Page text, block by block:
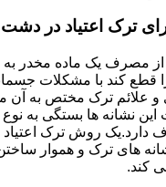
ترک اعتیاد در دشت
مصرف یک ماده مخدر
قطع کند با مشکلات
و علائم ترک مختص به آن
نشانه ها بستگی به
روش ترک اعتیاد
های ترک و هموار
کند.